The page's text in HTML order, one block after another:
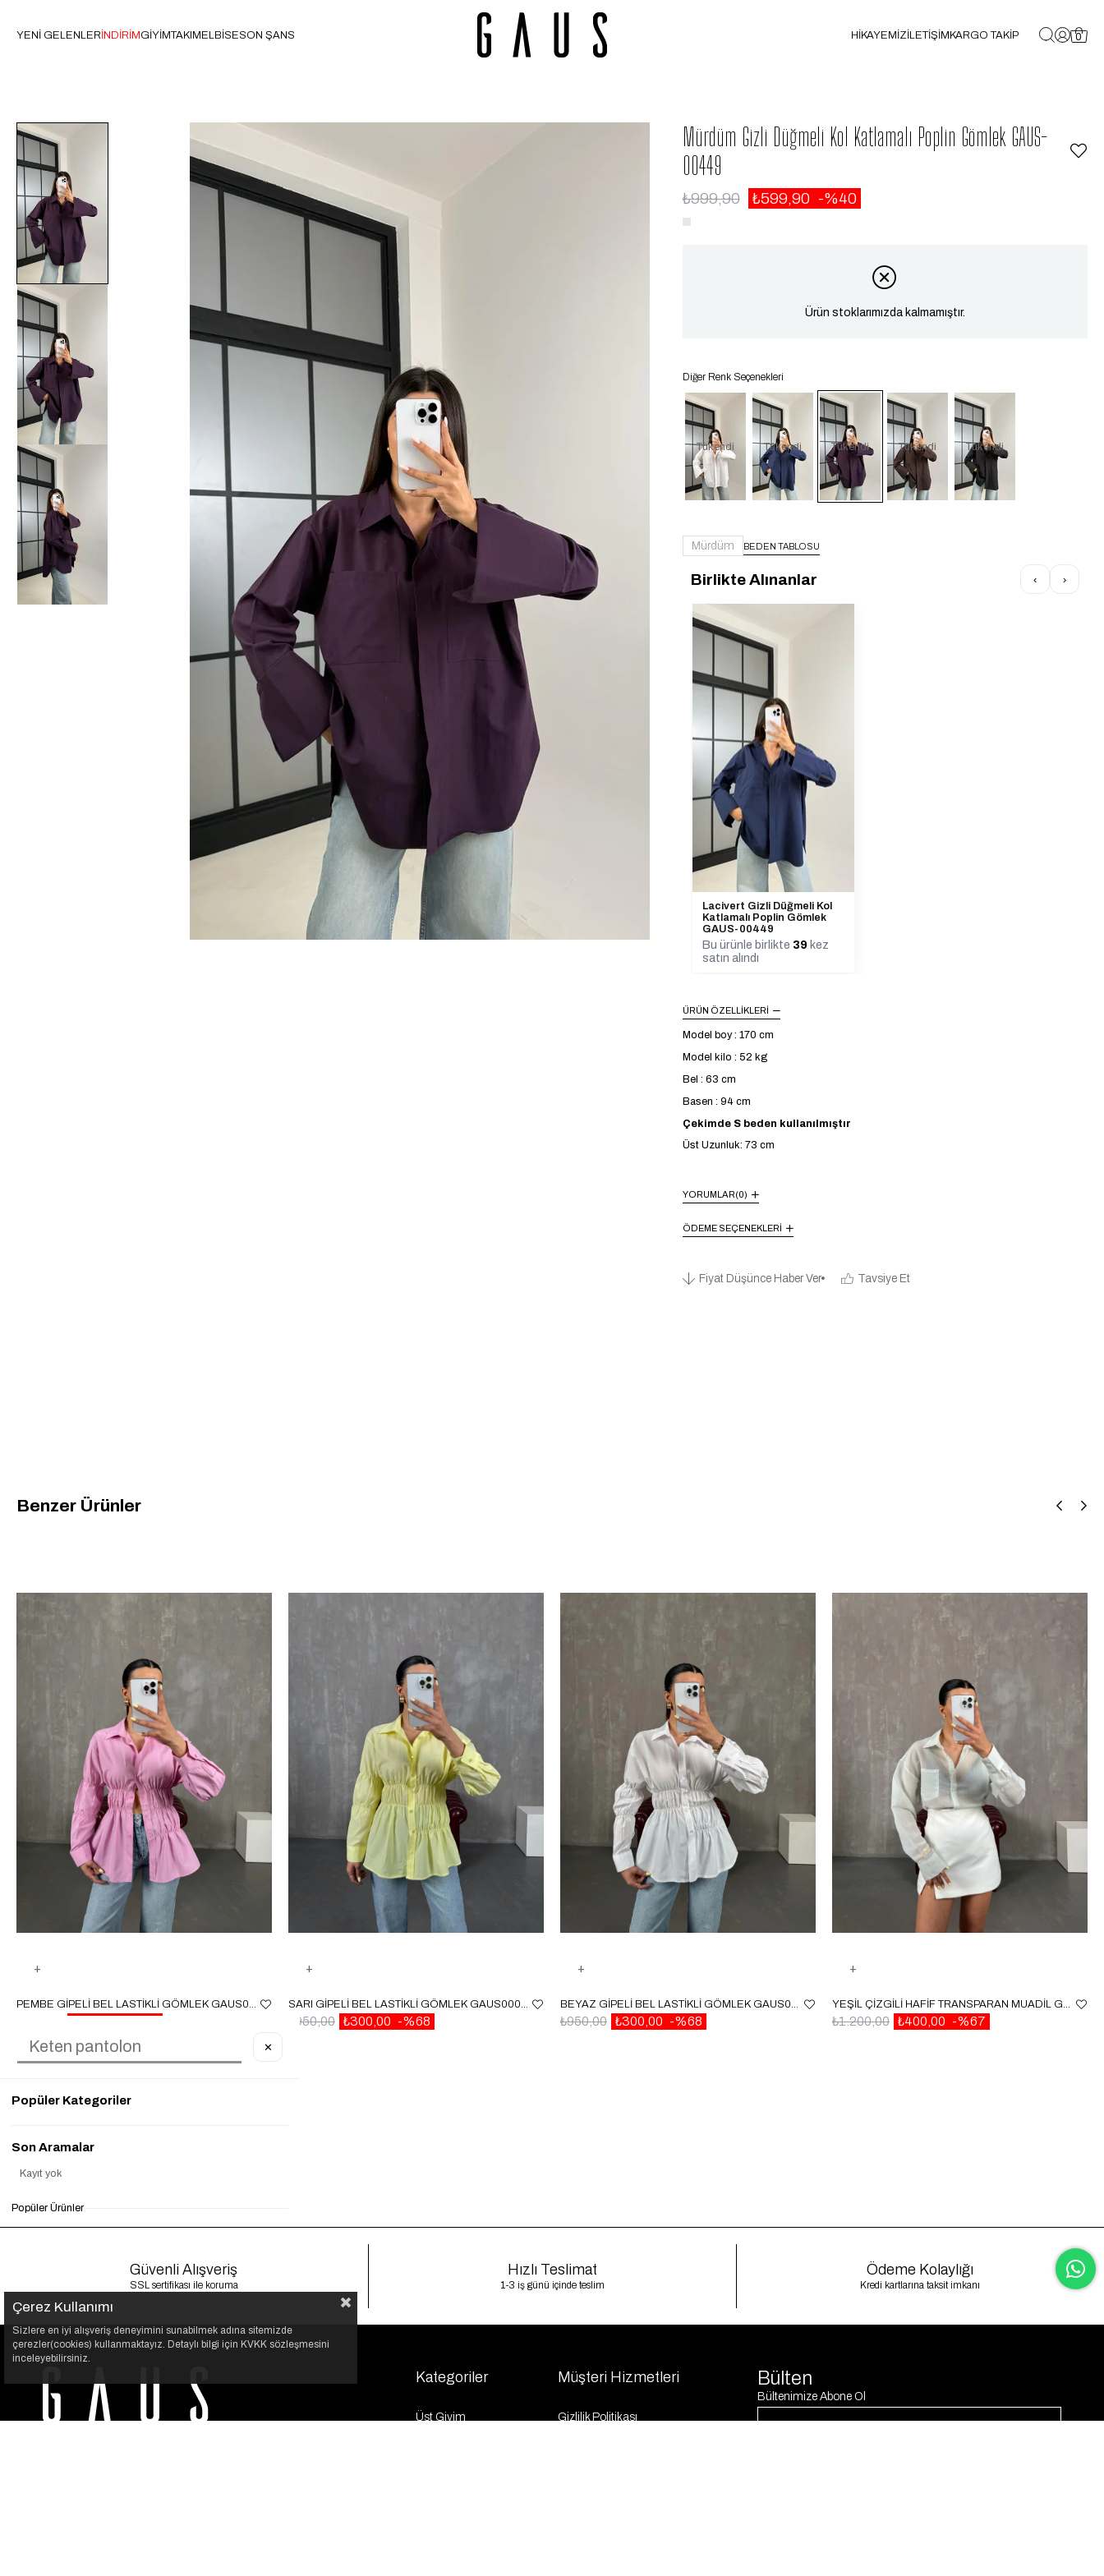
YENİ GELENLERİNDİRİMGİYİMTAKIMELBİSESON ŞANS HİKAYEMİZİLETİŞİMKARGO TAKİP 0
Mürdüm Gizli Düğmeli Kol Katlamalı Poplin Gömlek GAUS-
00449
₺999,90 ₺599,90 40
Ürün stoklarımızda kalmamıştır.
Diğer Renk Seçenekleri
Tükendi Tükendi Tükendi Tükendi Tükendi
Mürdüm BEDEN TABLOSU
Birlikte Alınanlar ‹ ›
Lacivert Gizli Düğmeli Kol
Katlamalı Poplin Gömlek
GAUS-00449
Bu ürünle birlikte 39 kez
satın alındı
ÜRÜN ÖZELLIKLERI
Model boy : 170 cm
Model kilo : 52 kg
Bel : 63 cm
Basen : 94 cm
Çekimde S beden kullanılmıştır
Üst Uzunluk: 73 cm
YORUMLAR(0)
ÖDEME SEÇENEKLERI
Fiyat Düşünce Haber Ver Tavsiye Et
Benzer Ürünler
%68
₺300,00
₺950,00 %68
₺300,00
₺950,00 %67
₺400,00
₺1.200,00
Güvenli Alışveriş
SSL sertifikası ile koruma
Hızlı Teslimat
1-3 iş günü içinde teslim
Ödeme Kolaylığı
Kredi kartlarına taksit imkanı
Kategoriler
Üst Giyim
Müşteri Hizmetleri
Gizlilik Politikası
Bülten
Bültenimize Abone Ol
Çerez Kullanımı
Sizlere en iyi alışveriş deneyimini sunabilmek adına sitemizde
çerezler(cookies) kullanmaktayız. Detaylı bilgi için KVKK sözleşmesini
inceleyebilirsiniz.
✕
Popüler Kategoriler
Son Aramalar
Kayıt yok
Popüler Ürünler